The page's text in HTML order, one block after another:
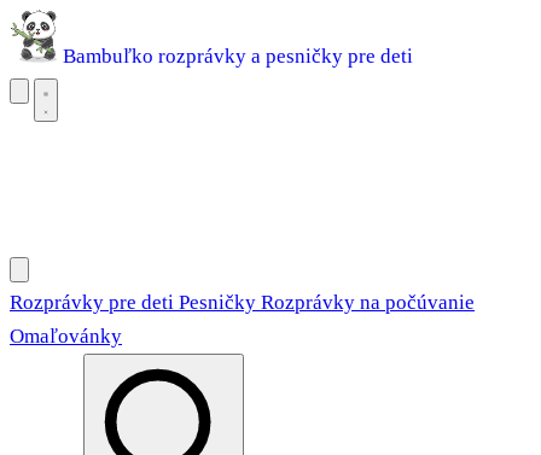
Bambuľko rozprávky a pesničky pre deti
Rozprávky pre deti Pesničky Rozprávky na počúvanie
Omaľovánky